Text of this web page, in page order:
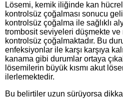
Lösemi, kemik iliğinde kan
kontrolsüz çoğalması sonucu
kontrolsüz çoğalma ile sağlıklı
trombosit seviyeleri düşmekte
kontrolsüz çoğalmaktadır. Bu
enfeksiyonlar ile karşı karşıya
kanama gibi durumlar ortaya
lösemilerin büyük kısmı akut
ilerlemektedir.
Bu belirtiler uzun sürüyorsa